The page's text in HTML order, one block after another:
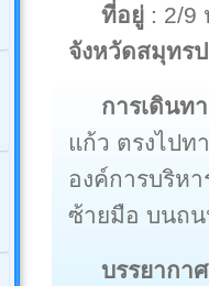
ที่อยู่ : 2/9
จังหวัดสมุทร
การเดินท
แก้ว ตรงไปท
องค์การบริห
ซ้ายมือ บนถ
บรรยากาศ